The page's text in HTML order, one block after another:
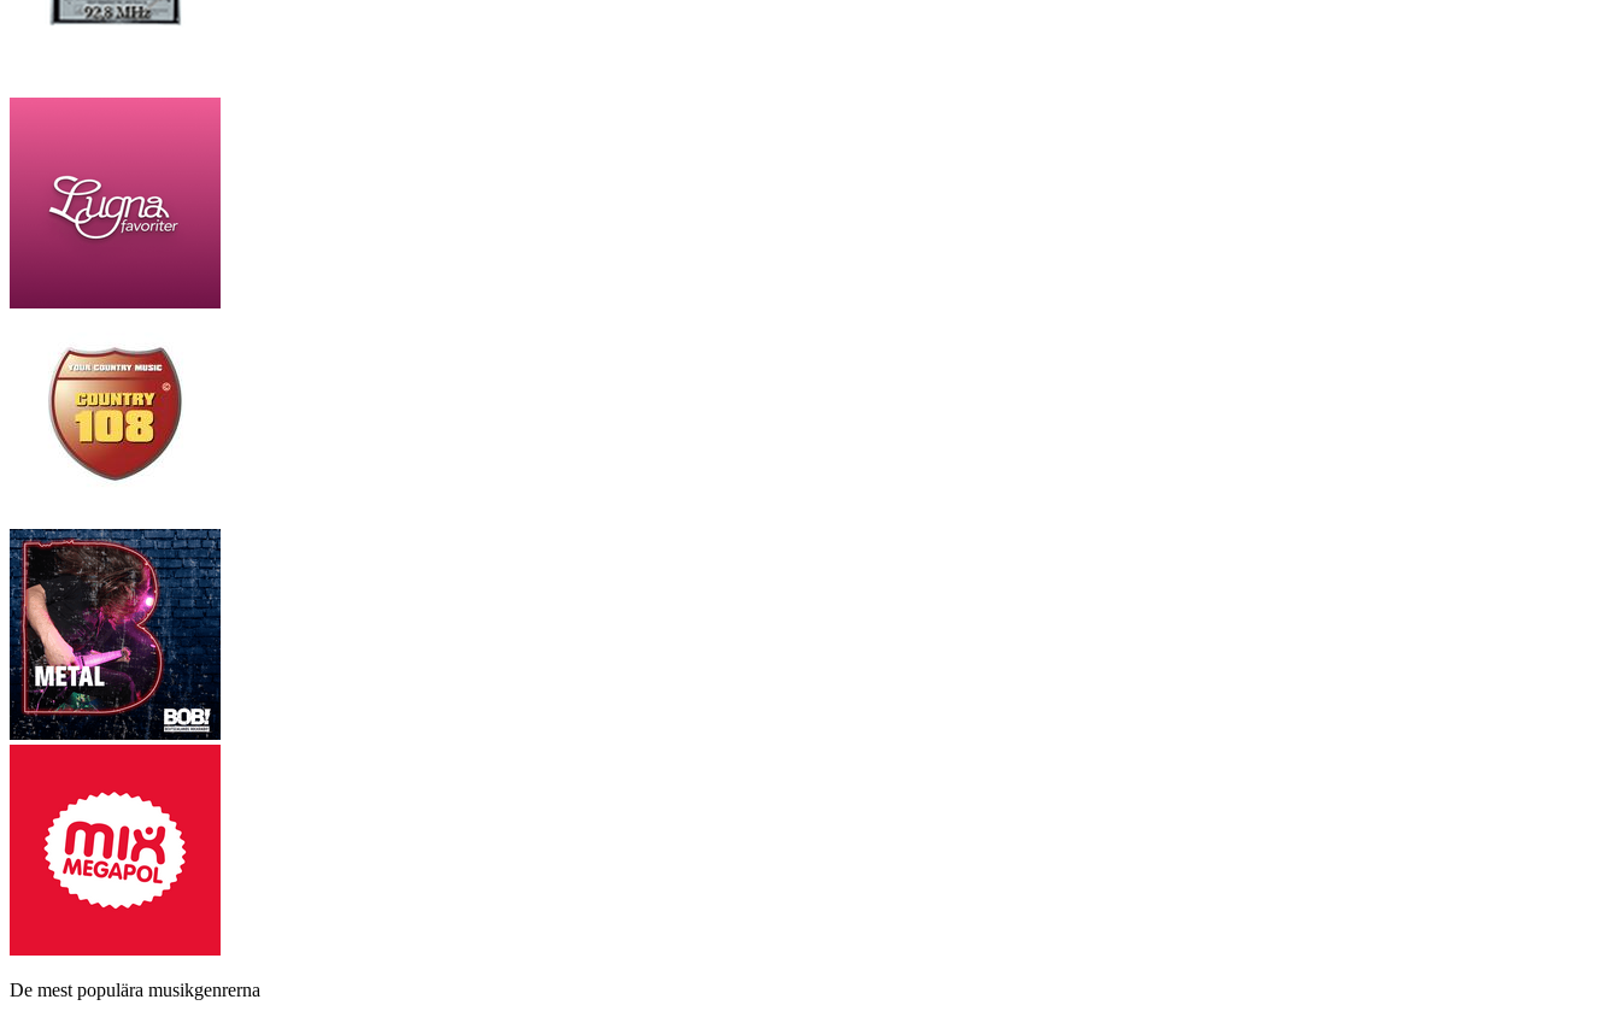
De mest populära musikgenrerna